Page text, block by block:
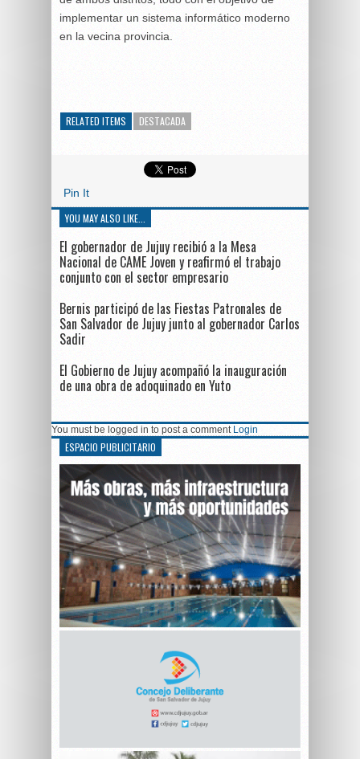
implementar un sistema informático moderno
en la vecina provincia.
RELATED ITEMS DESTACADA
Pin It
YOU MAY ALSO LIKE...
El gobernador de Jujuy recibió a la Mesa
Nacional de CAME Joven y reafirmó el trabajo
conjunto con el sector empresario
Bernis participó de las Fiestas Patronales de
San Salvador de Jujuy junto al gobernador Carlos
Sadir
El Gobierno de Jujuy acompañó la inauguración
de una obra de adoquinado en Yuto
You must be logged in to post a comment Login
ESPACIO PUBLICITARIO